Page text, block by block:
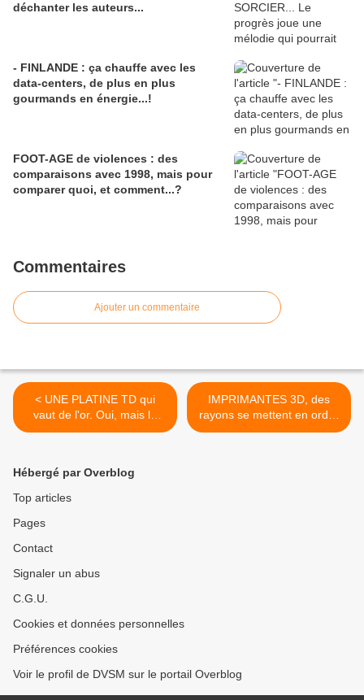
déchanter les auteurs...
- FINLANDE : ça chauffe avec les
data-centers, de plus en plus
gourmands en énergie...!
FOOT-AGE de violences : des
comparaisons avec 1998, mais pour
comparer quoi, et comment...?
Commentaires
Ajouter un commentaire
< UNE PLATINE TD qui
vaut de l'or. Oui, mais le
vinyle, c'est tendance…
IMPRIMANTES 3D, des
rayons se mettent en ordre
de conquête. Enfin…! >
Hébergé par Overblog
Top articles
Pages
Contact
Signaler un abus
C.G.U.
Cookies et données personnelles
Préférences cookies
Voir le profil de DVSM sur le portail Overblog